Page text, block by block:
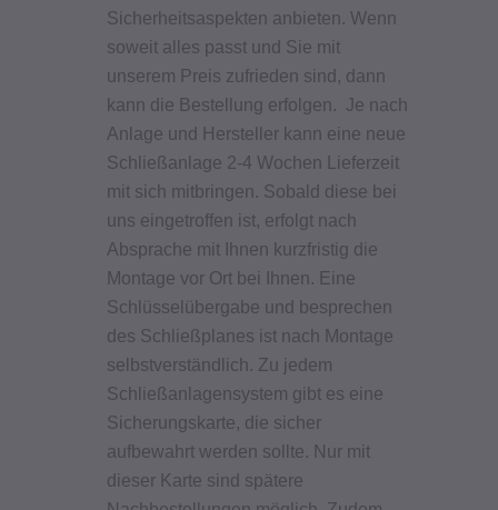
Sicherheitsaspekten anbieten. Wenn
soweit alles passt und Sie mit
unserem Preis zufrieden sind, dann
kann die Bestellung erfolgen. Je nach
Anlage und Hersteller kann eine neue
Schließanlage 2-4 Wochen Lieferzeit
mit sich mitbringen. Sobald diese bei
uns eingetroffen ist, erfolgt nach
Absprache mit Ihnen kurzfristig die
Montage vor Ort bei Ihnen. Eine
Schlüsselübergabe und besprechen
des Schließplanes ist nach Montage
selbstverständlich. Zu jedem
Schließanlagensystem gibt es eine
Sicherungskarte, die sicher
aufbewahrt werden sollte. Nur mit
dieser Karte sind spätere